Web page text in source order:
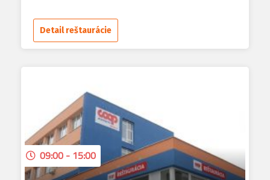
Detail reštaurácie
09:00 - 15:00